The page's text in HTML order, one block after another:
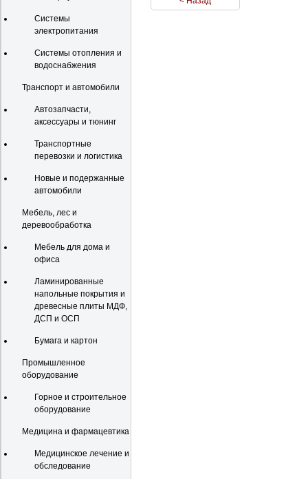
Системы
электропитания
Системы отопления и
водоснабжения
Транспорт и автомобили
Автозапчасти,
аксессуары и тюнинг
Транспортные
перевозки и логистика
Новые и подержанные
автомобили
Мебель, лес и
деревообработка
Мебель для дома и
офиса
Ламинированные
напольные покрытия и
древесные плиты МДФ,
ДСП и ОСП
Бумага и картон
Промышленное
оборудование
Горное и строительное
оборудование
Медицина и фармацевтика
Медицинское лечение и
обследование